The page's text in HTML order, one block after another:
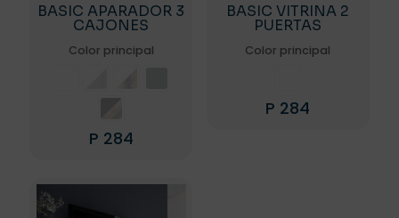
BASIC APARADOR 3
CAJONES
Color principal
P 284
BASIC VITRINA 2
PUERTAS
Color principal
P 284